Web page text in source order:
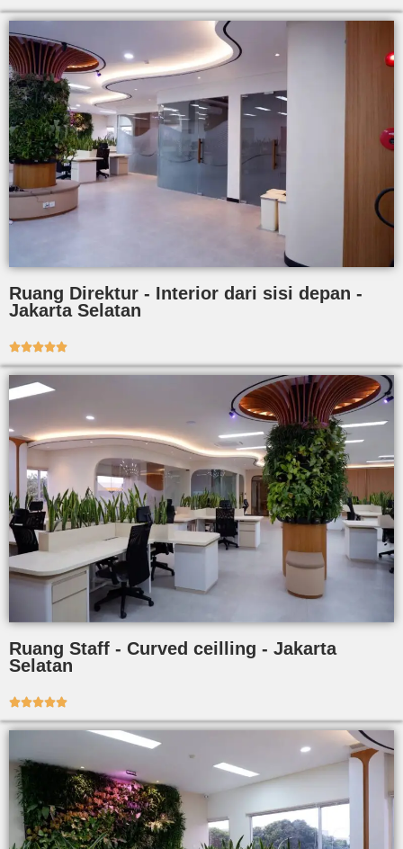
Ruang Direktur - Interior dari sisi depan -
Jakarta Selatan

Ruang Staff - Curved ceilling - Jakarta
Selatan
